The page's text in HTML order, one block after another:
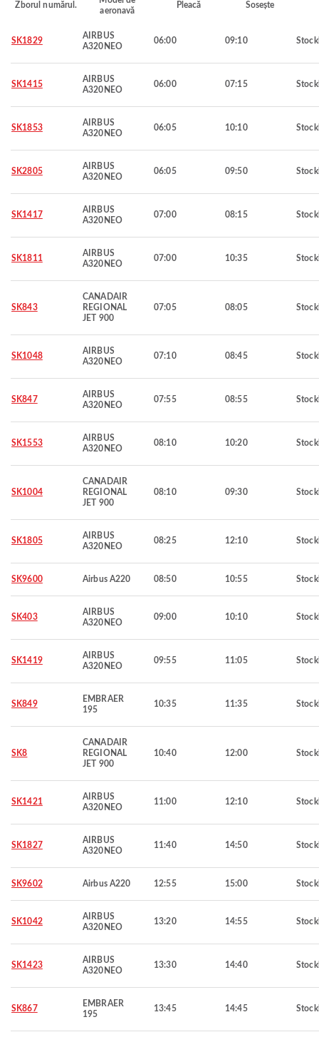
Zborul numărul.
aeronavă
Pleacă Sosește
SK1829
AIRBUS
A320NEO
06:00 09:10
SK1415
AIRBUS
A320NEO
06:00 07:15
SK1853
AIRBUS
A320NEO
06:05 10:10
SK2805
AIRBUS
A320NEO
06:05 09:50
SK1417
AIRBUS
A320NEO
07:00 08:15
SK1811
AIRBUS
A320NEO
07:00 10:35
SK843
CANADAIR
REGIONAL
JET 900
07:05 08:05
SK1048
AIRBUS
A320NEO
07:10 08:45
SK847
AIRBUS
A320NEO
07:55 08:55
SK1553
AIRBUS
A320NEO
08:10 10:20
SK1004
CANADAIR
REGIONAL
JET 900
08:10 09:30
SK1805
AIRBUS
A320NEO
08:25 12:10
SK9600 Airbus A220 08:50 10:55
SK403
AIRBUS
A320NEO
09:00 10:10
SK1419
AIRBUS
A320NEO
09:55 11:05
SK849
EMBRAER
195
10:35 11:35
SK8
CANADAIR
REGIONAL
JET 900
10:40 12:00
SK1421
AIRBUS
A320NEO
11:00 12:10
SK1827
AIRBUS
A320NEO
11:40 14:50
SK9602 Airbus A220 12:55 15:00
SK1042
AIRBUS
A320NEO
13:20 14:55
SK1423
AIRBUS
A320NEO
13:30 14:40
SK867
EMBRAER
195
13:45 14:45